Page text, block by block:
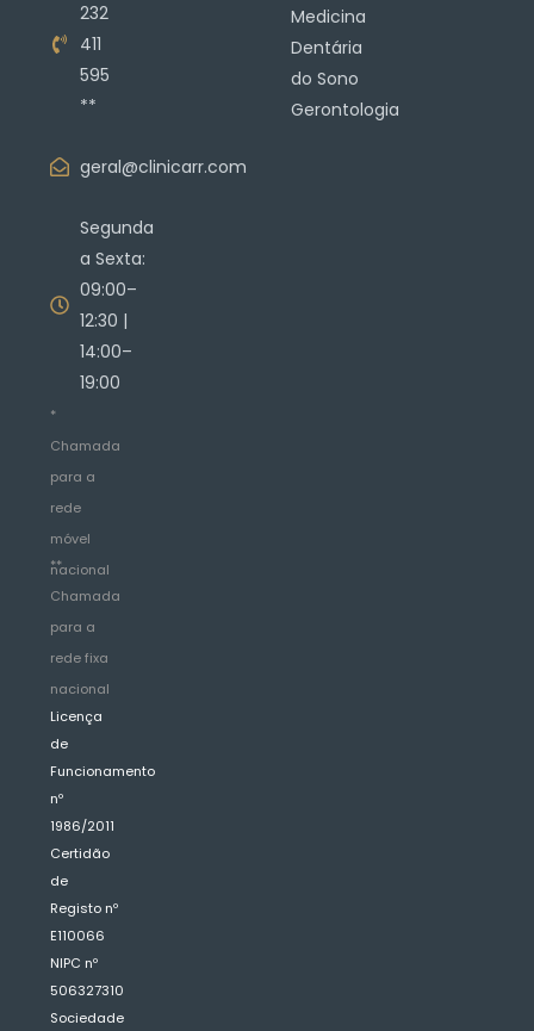
232
411
595
**
geral@clinicarr.com
Segunda
a Sexta:
09:00–
12:30 |
14:00–
19:00
*
Chamada
para a
rede
móvel
nacional
**
Chamada
para a
rede fixa
nacional
Licença
de
Funcionamento
nº
1986/2011
Certidão
de
Registo nº
E110066
NIPC nº
506327310
Sociedade
Medicina
Dentária
do Sono
Gerontologia